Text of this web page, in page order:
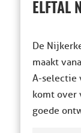
ELFTAL
De
maakt
A-selectie
komt over
goede